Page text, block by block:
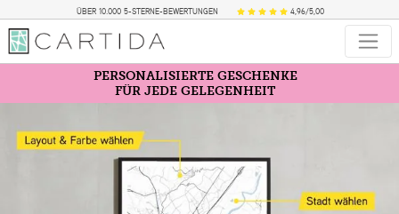
ÜBER 10.000 5-STERNE-BEWERTUNGEN 4,96/5,00
PERSONALISIERTE GESCHENKE
FÜR JEDE GELEGENHEIT